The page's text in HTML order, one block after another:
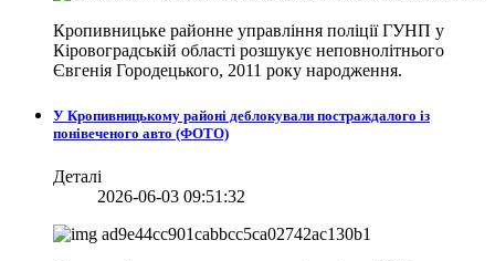
Кропивницьке районне управління поліції ГУНП у
Кіровоградській області розшукує неповнолітнього
Євгенія Городецького, 2011 року народження.
У Кропивницькому районі деблокували постраждалого із
понівеченого авто (ФОТО)
Деталі
2026-06-03 09:51:32